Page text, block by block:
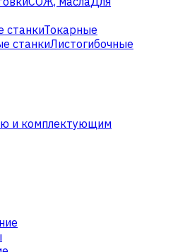
станкиТокарные
станкиЛистогибочные
и комплектующим